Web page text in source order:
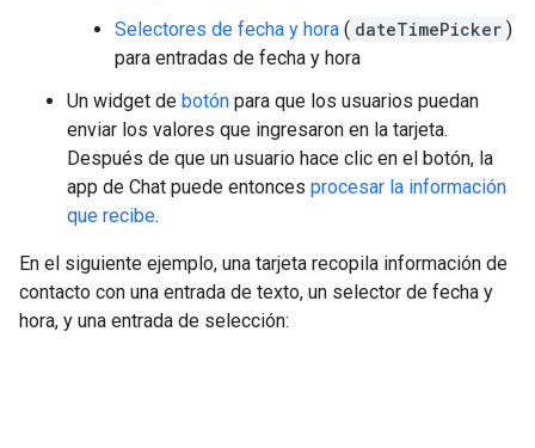
Selectores de fecha y hora ( dateTimePicker )
para entradas de fecha y hora
Un widget de botón para que los usuarios puedan
enviar los valores que ingresaron en la tarjeta.
Después de que un usuario hace clic en el botón, la
app de Chat puede entonces procesar la información
que recibe.
En el siguiente ejemplo, una tarjeta recopila información de
contacto con una entrada de texto, un selector de fecha y
hora, y una entrada de selección: